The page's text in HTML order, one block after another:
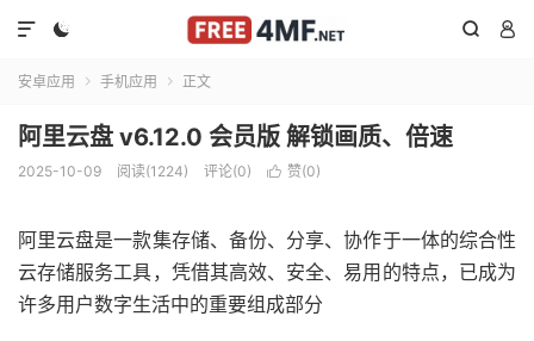
  

安卓应用  手机应用  正文
阿里云盘 v6.12.0 会员版 解锁画质、倍速
2025-10-09 阅读(1224) 评论(0)  赞(0)
阿里云盘是一款集存储、备份、分享、协作于一体的综合性
云存储服务工具，凭借其高效、安全、易用的特点，已成为
许多用户数字生活中的重要组成部分